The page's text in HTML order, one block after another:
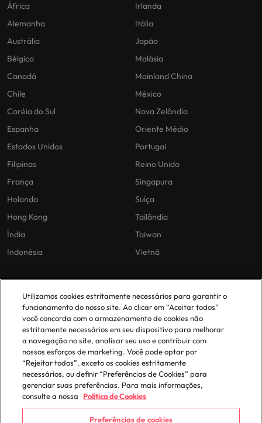
África
Alemanha
Austrália
Bélgica
Canadá
Chile
Coréia do Sul
Espanha
Estados Unidos
Filipinas
França
Holanda
Hong Kong
Índia
Indonésia
Irlanda
Itália
Japão
Malásia
Mainland China
México
Nova Zelândia
Oriente Médio
Portugal
Reino Unido
Singapura
Suíça
Tailândia
Taiwan
Vietnã
As nossas políticas
Politica Privacidade
Politica de cookies
Política de Biblioteca
Politica de escravidão moderna
O nosso escritório em
Portugal
Lisboa
Utilizamos cookies estritamente necessários para garantir o
funcionamento do nosso site. Ao clicar em “Aceitar todos”
você concorda com o armazenamento de cookies não
estritamente necessários em seu dispositivo para melhorar
a navegação no site, analisar seu uso e contribuir com
nossos esforços de marketing. Você pode optar por
“Rejeitar todos”, exceto os cookies estritamente
necessários, ou definir “Preferências de Cookies” para
gerenciar suas preferências. Para mais informações,
consulte a nossa
Política de Cookies
Preferências de cookies